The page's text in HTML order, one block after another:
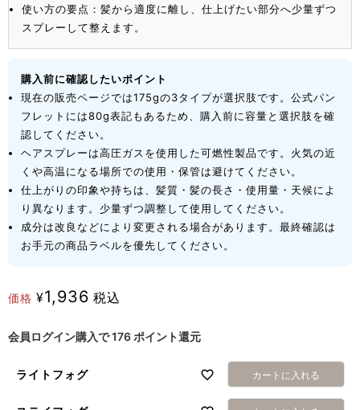
使い方の要点：髪から適度に離し、仕上げたい部分へ少量ずつ
スプレーして整えます。
購入前に確認したいポイント
現在の販売ページでは175gの3タイプが選択肢です。公式パン
フレットには80g表記もあるため、購入前に容量と選択肢を確
認してください。
ヘアスプレーは高圧ガスを使用した可燃性製品です。火気の近
くや高温になる場所での使用・保管は避けてください。
仕上がりの印象や持ちは、髪質・髪の長さ・使用量・天候によ
り異なります。少量ずつ調整して使用してください。
成分は改良などにより変更される場合があります。最終確認は
お手元の商品ラベルを優先してください。
価格 ¥1,936 税込
会員ログイン購入で176ポイント還元
ライトフォグ カートに入れる